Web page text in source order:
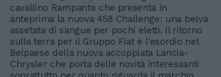
cavallino Rampante che presenta in
anteprima la nuova 458 Challenge: una belva
assetata di sangue per pochi eletti. Il ritorno
sulla terra per il Gruppo Fiat è l'esordio nel
Belpaese della nuova accoppiata Lancia-
Chrysler che porta delle novità interessanti